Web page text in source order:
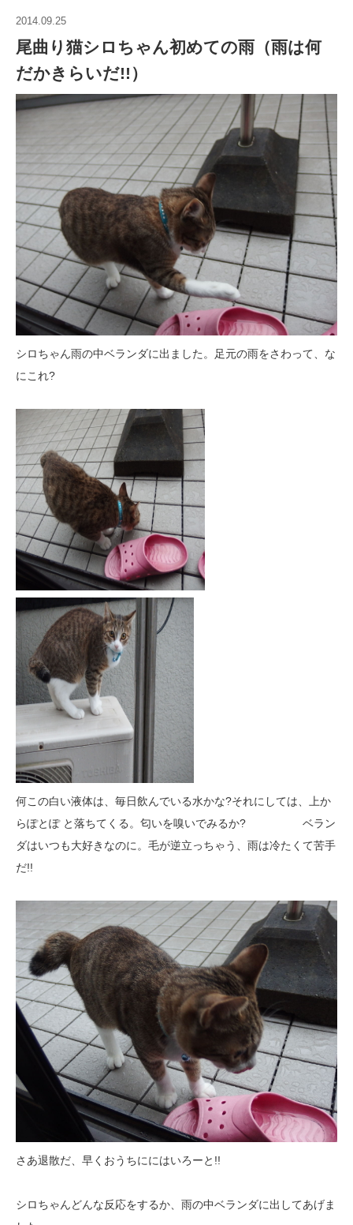
2014.09.25
尾曲り猫シロちゃん初めての雨（雨は何
だかきらいだ!!）
シロちゃん雨の中ベランダに出ました。足元の雨をさわって、な
にこれ?
何この白い液体は、毎日飲んでいる水かな?それにしては、上か
らぽとぽ と落ちてくる。匂いを嗅いでみるか? ベラン
ダはいつも大好きなのに。毛が逆立っちゃう、雨は冷たくて苦手
だ!!
さあ退散だ、早くおうちににはいろーと!!
シロちゃんどんな反応をするか、雨の中ベランダに出してあげま